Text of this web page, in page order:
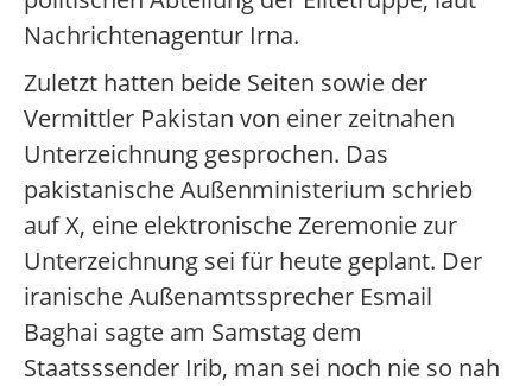
Nachrichtenagentur Irna.
Zuletzt hatten beide Seiten sowie der
Vermittler Pakistan von einer zeitnahen
Unterzeichnung gesprochen. Das
pakistanische Außenministerium schrieb
auf X, eine elektronische Zeremonie zur
Unterzeichnung sei für heute geplant. Der
iranische Außenamtssprecher Esmail
Baghai sagte am Samstag dem
Staatsssender Irib, man sei noch nie so nah